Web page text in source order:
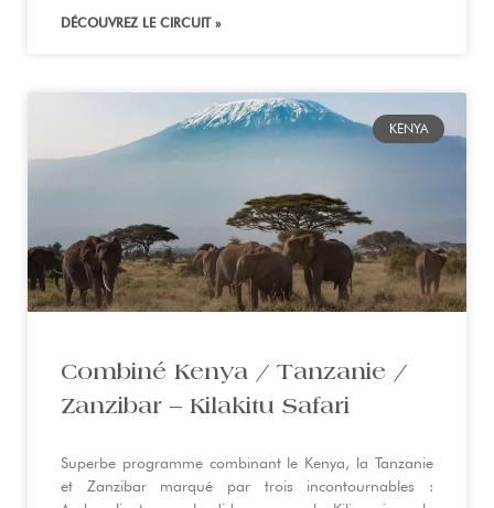
DÉCOUVREZ LE CIRCUIT »
KENYA
Combiné Kenya / Tanzanie /
Zanzibar – Kilakitu Safari
Superbe programme combinant le Kenya, la Tanzanie
et Zanzibar marqué par trois incontournables :